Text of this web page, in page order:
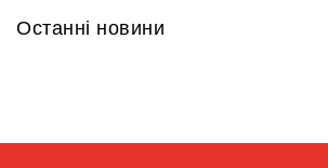
Останні новини